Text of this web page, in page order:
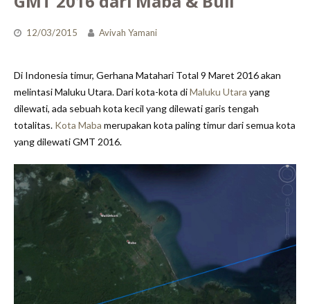
12/03/2015 Avivah Yamani
Di Indonesia timur, Gerhana Matahari Total 9 Maret 2016 akan
melintasi Maluku Utara. Dari kota-kota diMaluku Utara yang
dilewati, ada sebuah kota kecil yang dilewati garis tengah
totalitas. Kota Maba merupakan kota paling timur dari semua kota
yang dilewati GMT 2016.